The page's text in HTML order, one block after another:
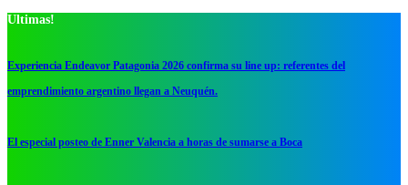
Ultimas!
Experiencia Endeavor Patagonia 2026 confirma su line up: referentes del
emprendimiento argentino llegan a Neuquén.
El especial posteo de Enner Valencia a horas de sumarse a Boca